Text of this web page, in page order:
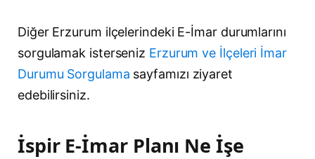
Diğer Erzurum ilçelerindeki E-İmar durumlarını
sorgulamak isterseniz Erzurum ve İlçeleri İmar
Durumu Sorgulama sayfamızı ziyaret
edebilirsiniz.
İspir E-İmar Planı Ne İşe